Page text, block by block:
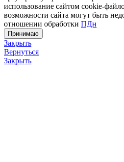
использование сайтом cookie-
возможности сайта могут быть
отношении обработки ПДн
Принимаю
Закрыть
Вернуться
Закрыть